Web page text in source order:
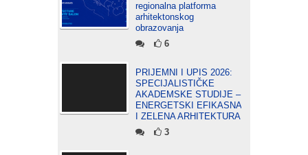
regionalna platforma
arhitektonskog
obrazovanja
6
PRIJEMNI I UPIS 2026:
SPECIJALISTIČKE
AKADEMSKE STUDIJE –
ENERGETSKI EFIKASNA
I ZELENA ARHITEKTURA
3